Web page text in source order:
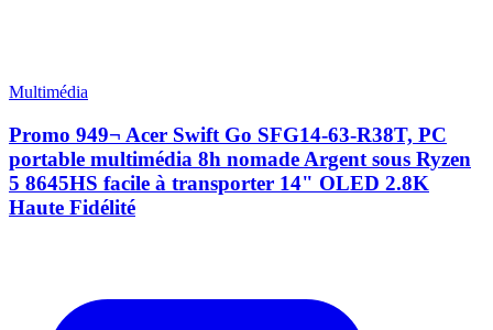
Multimédia
Promo 949¬ Acer Swift Go SFG14-63-R38T, PC
portable multimédia 8h nomade Argent sous Ryzen
5 8645HS facile à transporter 14" OLED 2.8K
Haute Fidélité